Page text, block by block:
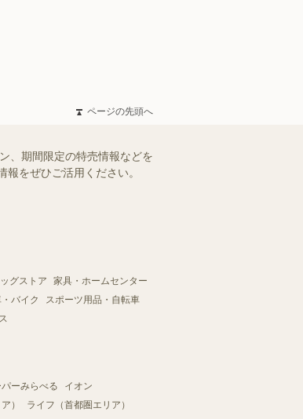
ページの先頭へ
、期間限定の特売情報などを
をぜひご活用ください。
ッグストア
家具・ホームセンター
バイク
スポーツ用品・自転車
パーみらべる
イオン
）
ライフ（首都圏エリア）